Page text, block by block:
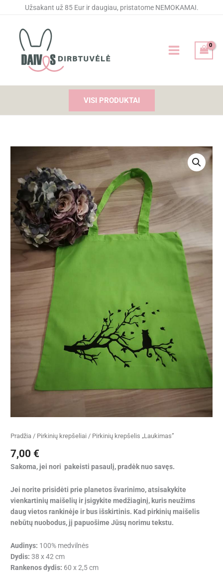
Užsakant už 85 Eur ir daugiau, pristatome NEMOKAMAI.
VISI PRODUKTAI
Pradžia / Pirkinių krepšeliai / Pirkinių krepšelis „Laukimas”
7,00 €
Sakoma, jei nori pakeisti pasaulį, pradėk nuo savęs.
Jei norite prisidėti prie planetos švarinimo, atsisakykite
vienkartinių maišelių ir įsigykite medžiaginį, kuris neužims
daug vietos rankinėje ir bus išskirtinis. Kad pirkinių maišelis
nebūtų nuobodus, jį papuošime Jūsų norimu tekstu.
Audinys: 100% medvilnės
Dydis: 38 x 42 cm
Rankenos dydis: 60 x 2,5 cm
Pirkinių
krepšelis
"Laukimas"